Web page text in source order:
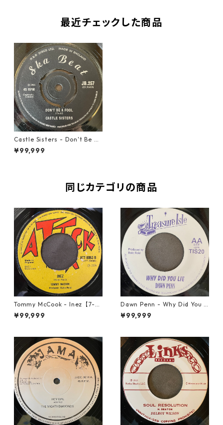
最近チェックした商品
Castle Sisters - Don't Be A
Fool【7-21969】
¥99,999
同じカテゴリの商品
Tommy McCook - Inez【7-21
840】
¥99,999
Dawn Penn - Why Did You Li
e【7-21938】
¥99,999